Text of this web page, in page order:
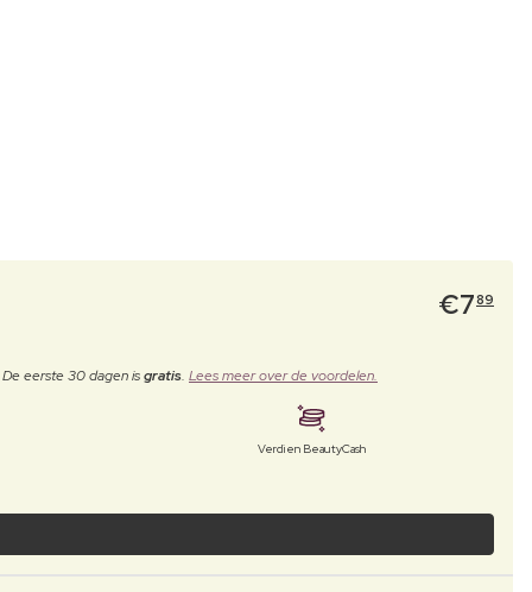
€789
De eerste 30 dagen isgratis. Lees meer over de voordelen.
Verdien BeautyCash